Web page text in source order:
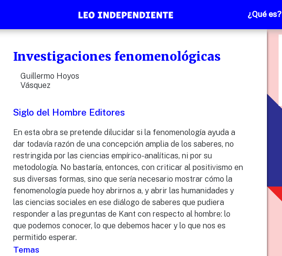
¿Qué es?
Investigaciones fenomenológicas
Guillermo Hoyos
Vásquez
Siglo del Hombre Editores
En esta obra se pretende dilucidar si la fenomenología ayuda a
dar todavía razón de una concepción amplia de los saberes, no
restringida por las ciencias empírico-analíticas, ni por su
metodología. No bastaría, entonces, con criticar al positivismo en
sus diversas formas, sino que sería necesario mostrar cómo la
fenomenología puede hoy abrirnos a, y abrir las humanidades y
las ciencias sociales en ese diálogo de saberes que pudiera
responder a las preguntas de Kant con respecto al hombre: lo
que podemos conocer, lo que debemos hacer y lo que nos es
permitido esperar.
Temas